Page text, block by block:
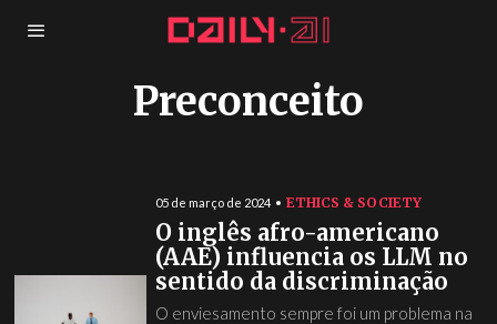
Preconceito
05 de março de 2024 ETHICS & SOCIETY
O inglês afro-americano
(AAE) influencia os LLM no
sentido da discriminação
O enviesamento sempre foi um problema na